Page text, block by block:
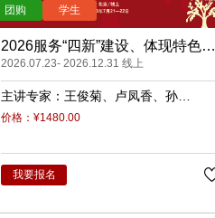
2026服务“四新”建设、体现特色发
展的大学英语课程改革（录播）
2026.07.23- 2026.12.31 线上
主讲专家： 王俊菊 卢凤香
孙
瑜
柳睿
价格：¥1480.00
我要报名